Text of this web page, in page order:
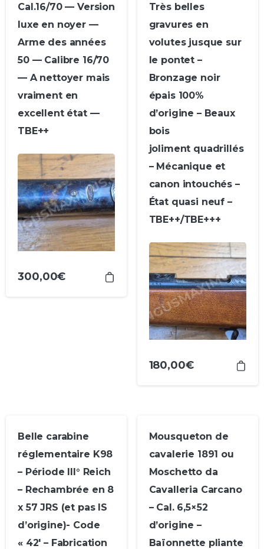
Cal.16/70 — Version
luxe en noyer —
Arme des années
50 — Calibre 16/70
— A nettoyer mais
vraiment en
excellent état —
TBE++
300,00€
Très belles
gravures en
volutes jusque sur
le pontet –
Bronzage noir
épais 100%
d’origine – Beaux
bois
joliment quadrillés
– Mécanique et
canon intouchés –
État quasi neuf –
TBE++/TBE+++
180,00€
Belle carabine
réglementaire K98
– Période III° Reich
– Rechambrée en 8
x 57 JRS (et pas IS
d’origine)- Code
« 42′ – Fabrication
Mousqueton de
cavalerie 1891 ou
Moschetto da
Cavalleria Carcano
– Cal. 6,5×52
d’origine –
Baïonnette pliante